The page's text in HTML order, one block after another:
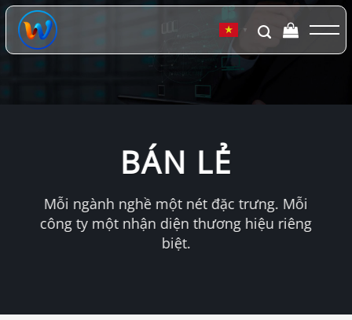
Chuyển
đến
dung
▼
BÁN LẺ
Mỗi ngành nghề một nét đặc trưng. Mỗi
công ty một nhận diện thương hiệu riêng
biệt.